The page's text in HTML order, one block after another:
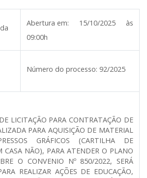
Abertura em:
15/10/2025 às
09:00h
Número do processo: 92/2025
LICITAÇÃO PARA CONTRATAÇÃO DE
PARA AQUISIÇÃO DE MATERIAL
GRÁFICOS (CARTILHA DE
CASA NÃO), PARA ATENDER O PLANO
O CONVENIO Nº 850/2022, SERÁ
REALIZAR AÇÕES DE EDUCAÇÃO,